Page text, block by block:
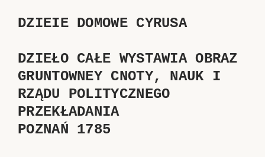
DZIEIE DOMOWE CYRUSA
DZIEŁO CAŁE WYSTAWIA OBRAZ
GRUNTOWNEY CNOTY, NAUK I
RZĄDU POLITYCZNEGO
PRZEKŁADANIA
POZNAŃ 1785